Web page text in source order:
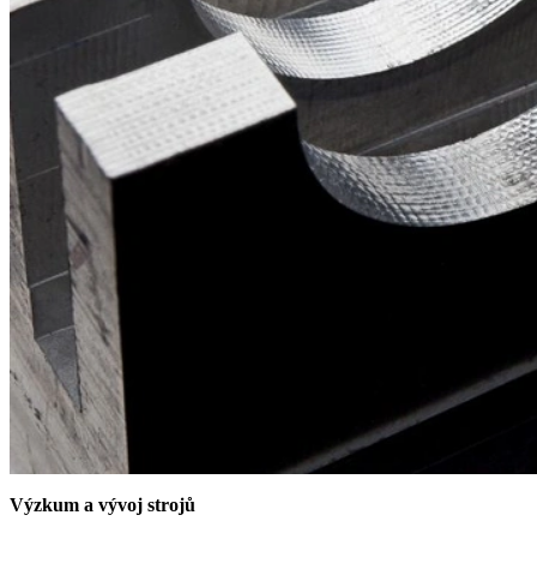
Výzkum a vývoj strojů